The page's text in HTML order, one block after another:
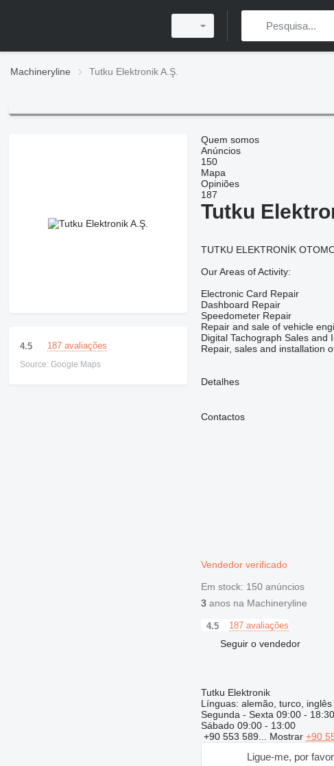
Machineryline Tutku Elektronik A.Ş.
4.5 187 avaliações
Source: Google Maps
Quem somos
Anúncios
150
Mapa
Opiniões
187
Tutku
TUTKU ELEKTRONİK
Our Areas of Activity:
Electronic Card Repair
Dashboard Repair
Speedometer Repair
Repair and sale of vehicle
Digital Tachograph Sales and
Repair, sales and installation
Detalhes
Contactos
Vendedor verificado
Em stock: 150 anúncios
3 anos na Machineryline
4.5 187 avaliações
Seguir o vendedor
Tutku Elektronik
Línguas: alemão, turco, inglês
Segunda - Sexta 09:00 - 18:30
Sábado 09:00 - 13:00
+90 553 589... Mostrar +90
Ligue-me, por